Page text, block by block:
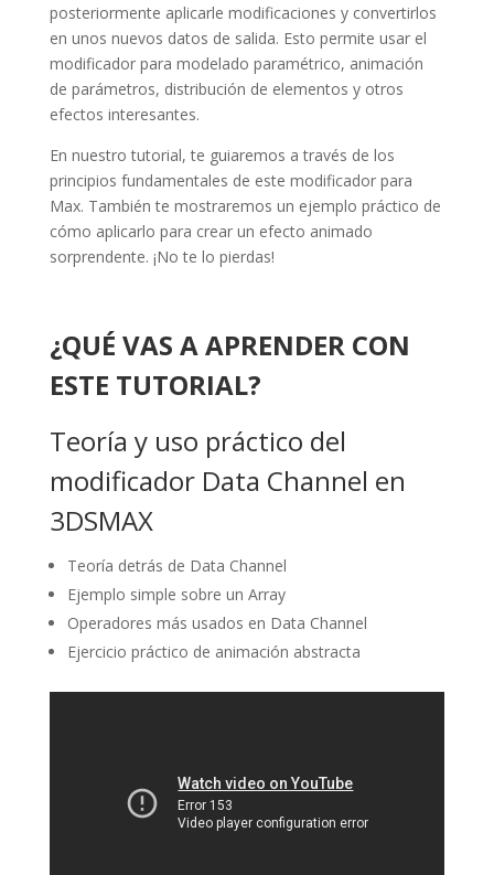
posteriormente aplicarle modificaciones y convertirlos
en unos nuevos datos de salida. Esto permite usar el
modificador para modelado paramétrico, animación
de parámetros, distribución de elementos y otros
efectos interesantes.
En nuestro tutorial, te guiaremos a través de los
principios fundamentales de este modificador para
Max. También te mostraremos un ejemplo práctico de
cómo aplicarlo para crear un efecto animado
sorprendente. ¡No te lo pierdas!
¿QUÉ VAS A APRENDER CON
ESTE TUTORIAL?
Teoría y uso práctico del
modificador Data Channel en
3DSMAX
Teoría detrás de Data Channel
Ejemplo simple sobre un Array
Operadores más usados en Data Channel
Ejercicio práctico de animación abstracta